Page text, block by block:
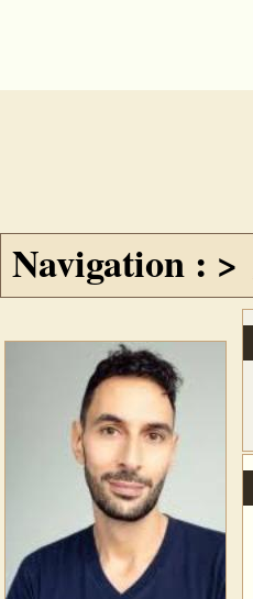
Navigation : >